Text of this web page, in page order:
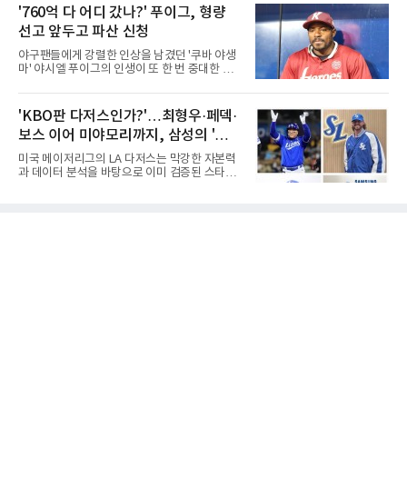
받았으나, 지난해 상금순위 75위에 그쳐 시드순
위전으로 밀렸고 본선에서도 78위에
예의 전당 헌액자가 될 것인가?"현재 가장 많이
거론되는 후보군은 선동열, 최동원, 이승엽, 송
진우, 그리고 김응용 감독이다. 한국 야구의 시
대별 상징성과 업적을 고려하면 충분히 설득력
있는 이름들이다.선동열은 한국 야구가 배출한
최고의 투수로 평가받는다. 해태 시절 통산 146
프로야구에서도 성공하며 한국 선수의 해외 진
출 가능성을 보여준 상징적인 존
'760억 다 어디 갔나?' 푸이그, 형량
선고 앞두고 파산 신청
야구팬들에게 강렬한 인상을 남겼던 '쿠바 야생
마' 야시엘 푸이그의 인생이 또 한 번 중대한 갈
거액을 벌었던 푸이그가 연방 사건 선고를 앞두
고 파산보호를 신청했다.푸이그는 최근 미국 플
로리다 파산 법원에 챕터11 파산보호 신청을 냈
다. 챕터11은 기업이나 개인이 채권자들과 협의
를 통해 재정 구조를 재편할 수 있도록 돕는 제도
다.미 매체들에 따르면 푸이그의 자산 규모는
1000만~5000만 달러(약 146억~730억 원), 부
'KBO판 다저스인가?'…최형우·페덱·
보스 이어 미야모리까지, 삼성의 '스펙
만렙' 승부수
미국 메이저리그의 LA 다저스는 막강한 자본력
과 데이터 분석을 바탕으로 이미 검증된 스타들